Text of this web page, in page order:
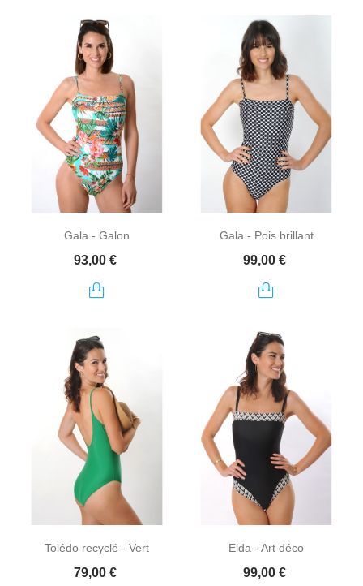
Gala - Galon
Prix
93,00 €
Gala - Pois brillant
Prix
99,00 €
Tolédo recyclé - Vert
Prix
79,00 €
Elda - Art déco
Prix
99,00 €